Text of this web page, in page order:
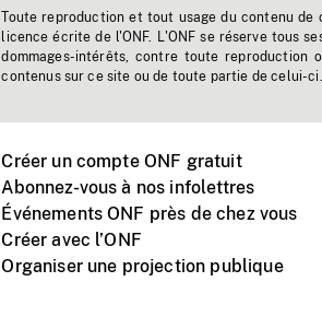
Toute reproduction et tout usage du contenu
licence écrite de l'ONF. L'ONF se réserve tous
dommages-intérêts, contre toute reproduction
contenus sur ce site ou de toute partie de celui-ci.
Créer un compte ONF gratuit
Abonnez-vous à nos infolettres
Événements ONF près de chez vous
Créer avec l’ONF
Organiser une projection publique